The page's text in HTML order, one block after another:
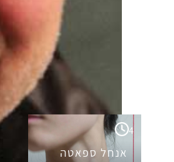
מבית-
4
אנחל ספאטה